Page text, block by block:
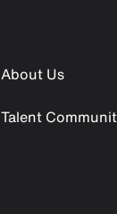
About Us
Talent